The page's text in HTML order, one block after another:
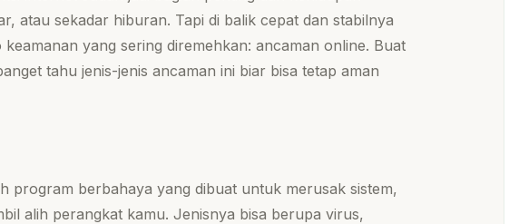
atau sekadar hiburan. Tapi di balik cepat dan stabilnya
yang sering diremehkan: ancaman online. Buat
tahu jenis-jenis ancaman ini biar bisa tetap aman
program berbahaya yang dibuat untuk merusak sistem,
alih perangkat kamu. Jenisnya bisa berupa virus,